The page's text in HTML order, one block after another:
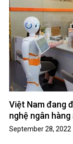
Việt Nam đang
nghệ ngân hàng
September 28, 2022